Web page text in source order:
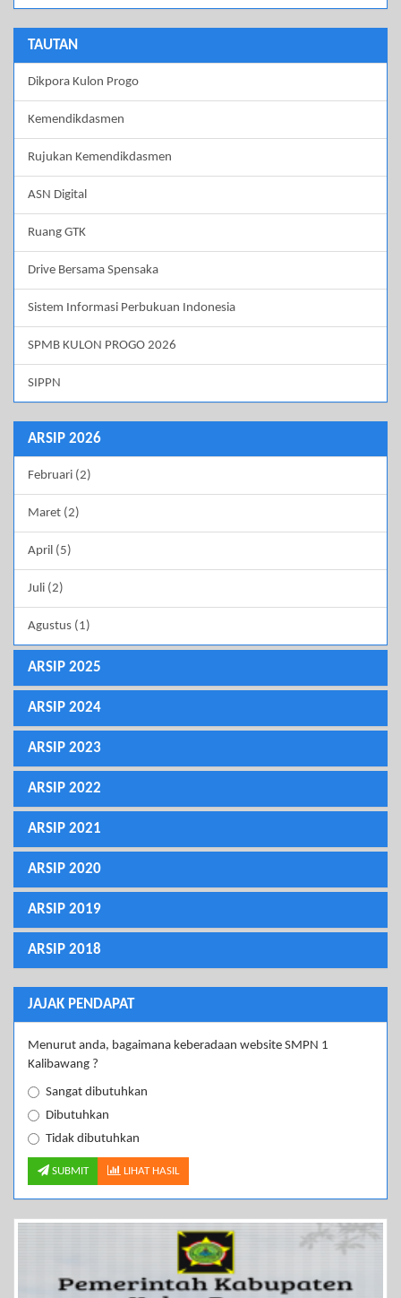
TAUTAN
Dikpora Kulon Progo
Kemendikdasmen
Rujukan Kemendikdasmen
ASN Digital
Ruang GTK
Drive Bersama Spensaka
Sistem Informasi Perbukuan Indonesia
SPMB KULON PROGO 2026
SIPPN
ARSIP 2026
Februari (2)
Maret (2)
April (5)
Juli (2)
Agustus (1)
ARSIP 2025
ARSIP 2024
ARSIP 2023
ARSIP 2022
ARSIP 2021
ARSIP 2020
ARSIP 2019
ARSIP 2018
JAJAK PENDAPAT
Menurut anda, bagaimana keberadaan website SMPN 1
Kalibawang ?
Sangat dibutuhkan
Dibutuhkan
Tidak dibutuhkan
SUBMIT LIHAT HASIL